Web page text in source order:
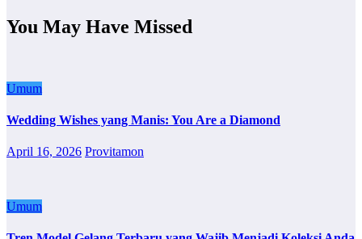
You May Have Missed
Umum
Wedding Wishes yang Manis: You Are a Diamond
April 16, 2026 Provitamon
Umum